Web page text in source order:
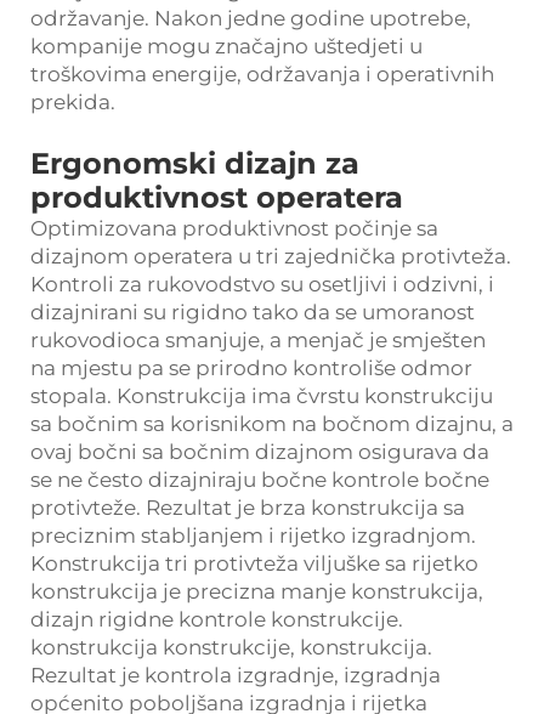
održavanje. Nakon jedne godine upotrebe,
kompanije mogu značajno uštedjeti u
troškovima energije, održavanja i operativnih
prekida.
Ergonomski dizajn za
produktivnost operatera
Optimizovana produktivnost počinje sa
dizajnom operatera u tri zajednička protivteža.
Kontroli za rukovodstvo su osetljivi i odzivni, i
dizajnirani su rigidno tako da se umoranost
rukovodioca smanjuje, a menjač je smješten
na mjestu pa se prirodno kontroliše odmor
stopala. Konstrukcija ima čvrstu konstrukciju
sa bočnim sa korisnikom na bočnom dizajnu, a
ovaj bočni sa bočnim dizajnom osigurava da
se ne često dizajniraju bočne kontrole bočne
protivteže. Rezultat je brza konstrukcija sa
preciznim stabljanjem i rijetko izgradnjom.
Konstrukcija tri protivteža viljuške sa rijetko
konstrukcija je precizna manje konstrukcija,
dizajn rigidne kontrole konstrukcije.
konstrukcija konstrukcije, konstrukcija.
Rezultat je kontrola izgradnje, izgradnja
općenito poboljšana izgradnja i rijetka